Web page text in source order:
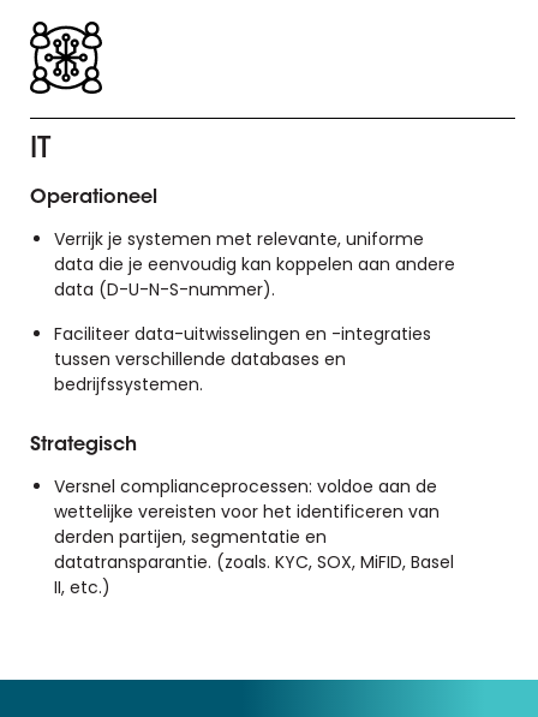
IT
Operationeel
Verrijk je systemen met relevante, uniforme
data die je eenvoudig kan koppelen aan andere
data (D-U-N-S-nummer).
Faciliteer data-uitwisselingen en -integraties
tussen verschillende databases en
bedrijfssystemen.
Strategisch
Versnel complianceprocessen: voldoe aan de
wettelijke vereisten voor het identificeren van
derden partijen, segmentatie en
datatransparantie. (zoals. KYC, SOX, MiFID, Basel
II, etc.)